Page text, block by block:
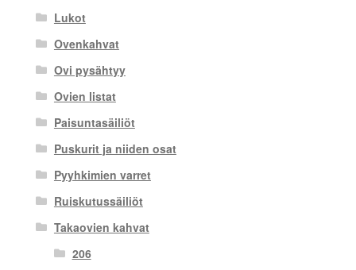
Lukot
Ovenkahvat
Ovi pysähtyy
Ovien listat
Paisuntasäiliöt
Puskurit ja niiden osat
Pyyhkimien varret
Ruiskutussäiliöt
Takaovien kahvat
206